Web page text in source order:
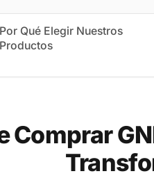
Qué Elegir Nuestros
Productos
Comprar